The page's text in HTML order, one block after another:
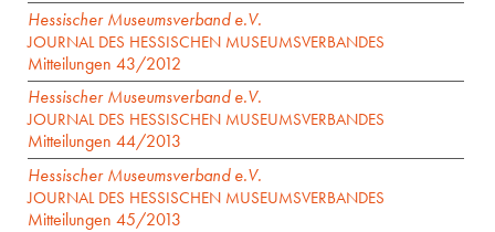
Hessischer Museumsverband e.V.
JOURNAL DES HESSISCHEN MUSEUMSVERBANDES
Mitteilungen 43/2012
Hessischer Museumsverband e.V.
JOURNAL DES HESSISCHEN MUSEUMSVERBANDES
Mitteilungen 44/2013
Hessischer Museumsverband e.V.
JOURNAL DES HESSISCHEN MUSEUMSVERBANDES
Mitteilungen 45/2013